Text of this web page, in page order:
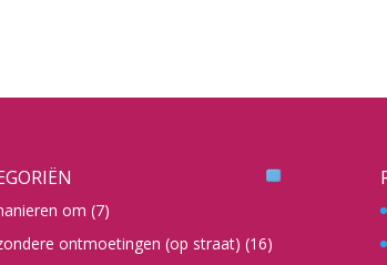
om (7)
ontmoetingen (op straat) (16)